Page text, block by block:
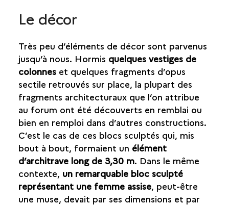
Le décor
Très peu d’éléments de décor sont parvenus
jusqu’à nous. Hormis quelques vestiges de
colonneset quelques fragments d’opus
sectile retrouvés sur place, la plupart des
fragments architecturaux que l’on attribue
au forum ont été découverts en remblai ou
bien en remploi dans d’autres constructions.
C’est le cas de ces blocs sculptés qui, mis
bout à bout, formaient un élément
d’architrave long de 3,30 m. Dans le même
contexte, un remarquable bloc sculpté
représentant une femme assise, peut-être
une muse, devait par ses dimensions et par